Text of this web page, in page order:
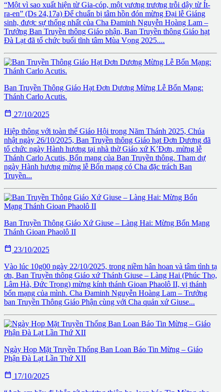
“Một vì sao xuất hiện từ Gia-cóp, một vương trượng trỗi dậy từ Ít-
ra-en” (Ds 24,17a) Để chuẩn bị tâm hồn đón mừng Đại lễ Giáng
sinh, được sự thống nhất của Cha Đaminh Nguyễn Hoàng Lam –
Trưởng Ban Truyền thông Giáo phận, Ban Truyền thông Giáo hạt
Đà Lạt đã tổ chức buổi tĩnh tâm Mùa Vọng 2025....
Ban Truyền Thông Giáo Hạt Đơn Dương Mừng Lễ Bổn Mạng:
Thánh Carlo Acutis.
 27/10/2025
Hiệp thông với toàn thể Giáo Hội trong Năm Thánh 2025, Chúa
nhật ngày 26/10/2025, Ban Truyền thông Giáo hạt Đơn Dương đã
tổ chức ngày Hành hương tại nhà thờ Giáo xứ K’Đơn, mừng lễ
Thánh Carlo Acutis, Bổn mạng của Ban Truyền thông. Tham dự
ngày Hành hương mừng lễ Bổn mạng có Cha đặc trách Ban
Truyền...
Ban Truyền Thông Giáo Xứ Giuse – Làng Hai: Mừng Bổn Mạng
Thánh Gioan Phaolô II
 23/10/2025
Vào lúc 10g00 ngày 22/10/2025, trong niềm hân hoan và tâm tình tạ
ơn, Ban Truyền thông Giáo xứ Thánh Giuse – Làng Hai (Phúc Thọ,
Lâm Hà, Đức Trọng) mừng kính thánh Gioan Phaolô II, vị thánh
bổn mạng của mình. Cha Đaminh Nguyễn Hoàng Lam – Trưởng
ban Truyền Thông Giáo Phận cùng với Cha quản xứ Giuse...
Ngày Họp Mặt Truyền Thống Ban Loan Báo Tin Mừng – Giáo
Phận Đà Lạt Lần Thứ XII
 17/10/2025